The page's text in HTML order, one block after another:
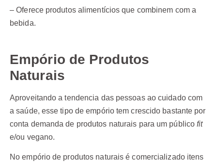
– Oferece produtos alimentícios que combinem com a
bebida.
Empório de Produtos
Naturais
Aproveitando a tendencia das pessoas ao cuidado com
a saúde, esse tipo de empório tem crescido bastante por
conta demanda de produtos naturais para um públicofit
e/ou vegano.
No empório de produtos naturais é comercializado itens